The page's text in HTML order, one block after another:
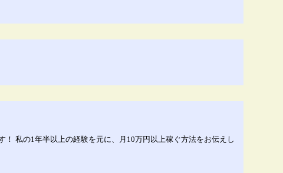
私の1年半以上の経験を元に、月10万円以上稼ぐ方法をお伝えし